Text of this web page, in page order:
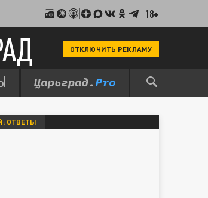
18+
ОТКЛЮЧИТЬ РЕКЛАМУ
ОТВЕТЫ